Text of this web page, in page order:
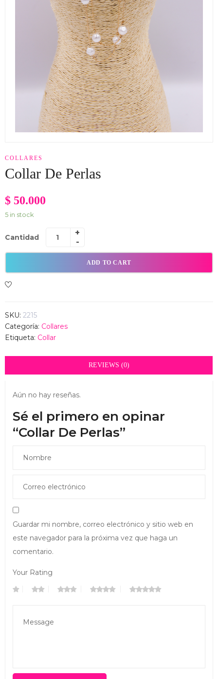
COLLARES
Collar De Perlas
$ 50.000
5 in stock
Cantidad
ADD TO CART
SKU: 2215
Categoría: Collares
Etiqueta: Collar
REVIEWS (0)
Aún no hay reseñas.
Sé el primero en opinar
“Collar De Perlas”
Guardar mi nombre, correo electrónico y sitio web en
este navegador para la próxima vez que haga un
comentario.
Your Rating